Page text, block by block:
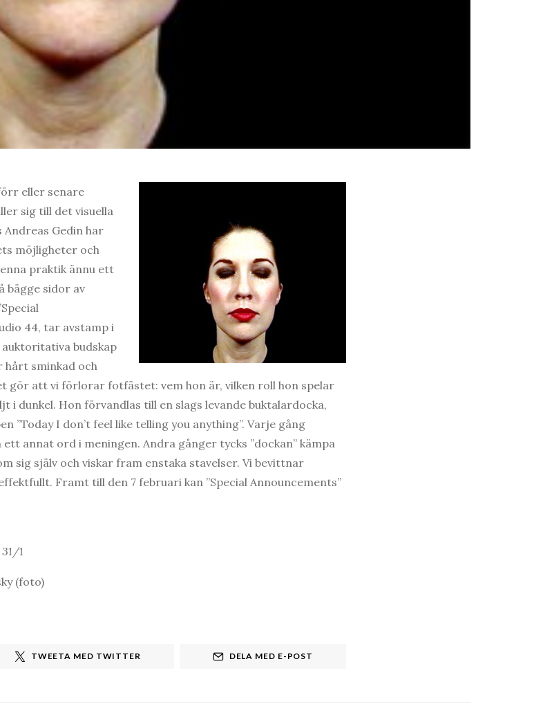
eller senare
sig till det visuella
Gedin har
möjligheter och
praktik ännu ett
bägge sidor av
44, tar avstamp i
budskap
sminkad och
gör att vi förlorar fotfästet: vem hon är, vilken roll hon spelar
i dunkel. Hon förvandlas till en slags levande buktalardocka,
”Today I don’t feel like telling you anything”. Varje gång
annat ord i meningen. Andra gånger tycks ”dockan” kämpa
sig själv och viskar fram enstaka stavelser. Vi bevittnar
Framt till den 7 februari kan ”Special Announcements”
1
(foto)
TWEETA MED TWITTER DELA MED E-POST